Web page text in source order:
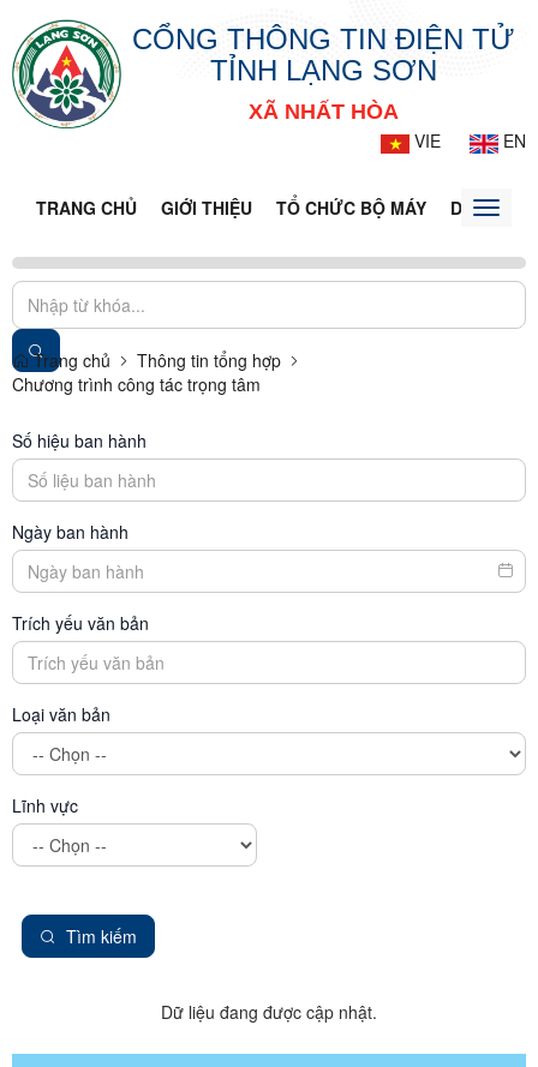
CỔNG THÔNG TIN ĐIỆN TỬ
TỈNH LẠNG SƠN
XÃ NHẤT HÒA
VIE
EN
TRANG CHỦ GIỚI THIỆU TỔ CHỨC BỘ MÁY DOANH
Toggle
Trang chủ
Thông tin tổng hợp
Chương trình công tác trọng tâm
Số hiệu ban hành
Ngày ban hành
Trích yếu văn bản
Loại văn bản
Lĩnh vực
Tìm kiếm
Dữ liệu đang được cập nhật.